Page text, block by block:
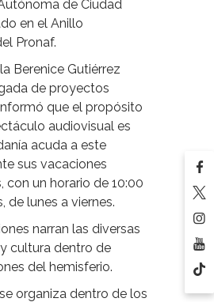
de Ciudad
en el Anillo
Pronaf.
Berenice Gutiérrez
de proyectos
que el propósito
audiovisual es
acuda a este
sus vacaciones
con un horario de 10:00
de lunes a viernes.
narran las diversas
cultura dentro de
del hemisferio.
organiza dentro de los